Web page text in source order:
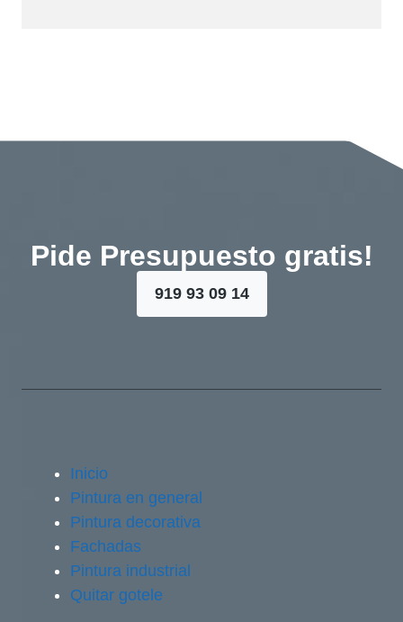
Pide Presupuesto gratis!
919 93 09 14
Inicio
Pintura en general
Pintura decorativa
Fachadas
Pintura industrial
Quitar gotele